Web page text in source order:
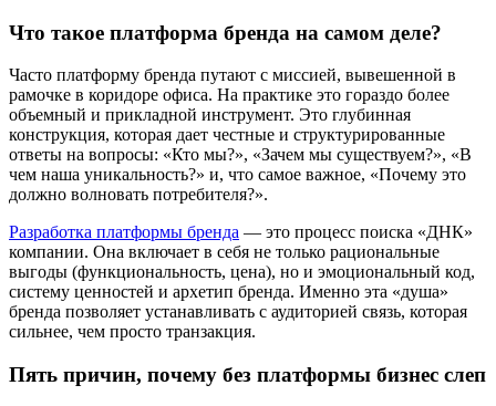
Что такое платформа бренда на самом деле?
Часто платформу бренда путают с миссией, вывешенной в
рамочке в коридоре офиса. На практике это гораздо более
объемный и прикладной инструмент. Это глубинная
конструкция, которая дает честные и структурированные
ответы на вопросы: «Кто мы?», «Зачем мы существуем?», «В
чем наша уникальность?» и, что самое важное, «Почему это
должно волновать потребителя?».
Разработка платформы бренда — это процесс поиска «ДНК»
компании. Она включает в себя не только рациональные
выгоды (функциональность, цена), но и эмоциональный код,
систему ценностей и архетип бренда. Именно эта «душа»
бренда позволяет устанавливать с аудиторией связь, которая
сильнее, чем просто транзакция.
Пять причин, почему без платформы бизнес слеп